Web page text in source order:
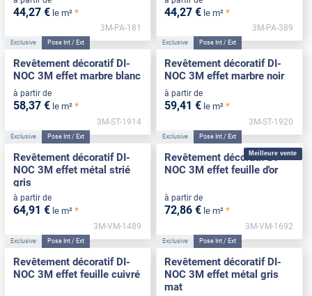
44,27 € le m² *
3M-PA-181
44,27 € le m² *
3M-PA-389
Exclusive Pose Int / Ext
Revêtement décoratif DI-
NOC 3M effet marbre blanc
à partir de
58,37 € le m² *
3M-ST-1914
Exclusive Pose Int / Ext
Revêtement décoratif DI-
NOC 3M effet marbre noir
à partir de
59,41 € le m² *
3M-ST-1920
Exclusive Pose Int / Ext
Revêtement décoratif DI-
NOC 3M effet métal strié
gris
à partir de
64,91 € le m² *
3M-VM-1489
Meilleure vente
Exclusive Pose Int / Ext
Revêtement décoratif DI-
NOC 3M effet feuille d'or
à partir de
72,86 € le m² *
3M-VM-1692
Exclusive Pose Int / Ext
Revêtement décoratif DI-
NOC 3M effet feuille cuivré
Exclusive Pose Int / Ext
Revêtement décoratif DI-
NOC 3M effet métal gris
mat